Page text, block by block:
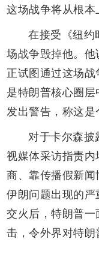
这场战争将从根本
在接受《纽约
场战争毁掉他。
正试图通过这场
是特朗普核心圈
发出警告，称这
对于卡尔森
视媒体采访指责
商、靠传播假新
伊朗问题出现的
交火后，特朗普
击，令外界对特朗